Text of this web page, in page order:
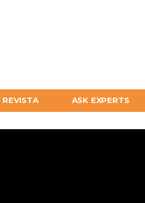
REVISTA ASK EXPERTS